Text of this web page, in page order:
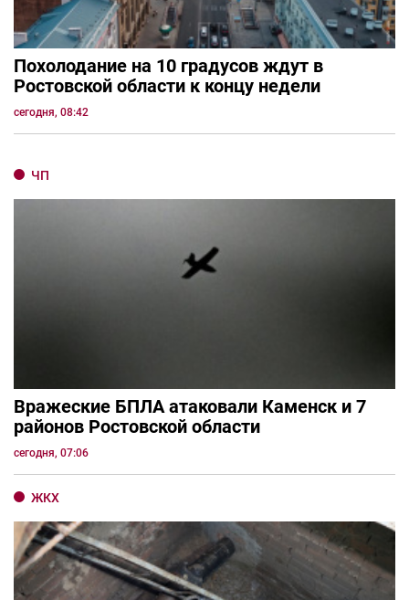
Похолодание на 10 градусов ждут в
Ростовской области к концу недели
сегодня, 08:42
ЧП
Вражеские БПЛА атаковали Каменск и 7
районов Ростовской области
сегодня, 07:06
ЖКХ